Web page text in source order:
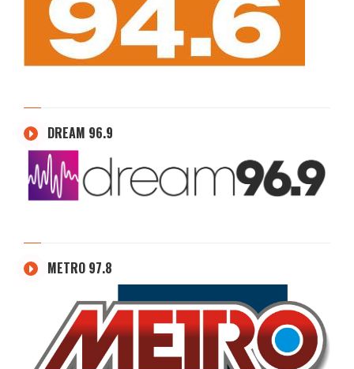
DREAM 96.9
METRO 97.8